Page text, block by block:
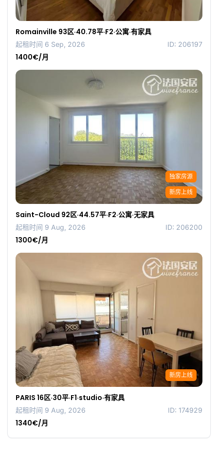
Romainville 93区·40.78平·F2·公寓·有家具
起租时间 6 Sep, 2026 ID: 206197
1400€/月
独家房源
新房上线
Saint-Cloud 92区·44.57平·F2·公寓·无家具
起租时间 9 Aug, 2026 ID: 206200
1300€/月
新房上线
PARIS 16区·30平·F1·studio·有家具
起租时间 9 Aug, 2026 ID: 174929
1340€/月